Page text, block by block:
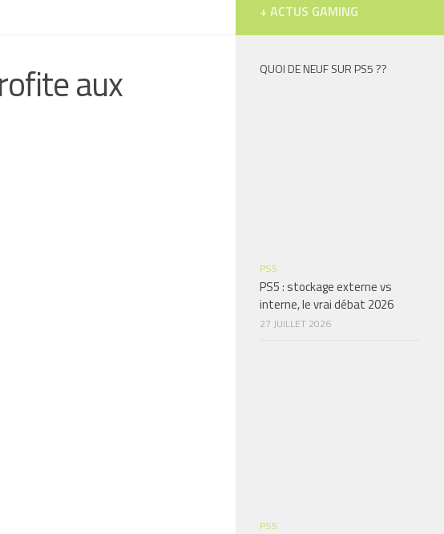
aux
+ ACTUS GAMING
QUOI DE NEUF SUR PS5 ??
PS5
PS5 : stockage externe vs
interne, le vrai débat 2026
27 JUILLET 2026
PS5